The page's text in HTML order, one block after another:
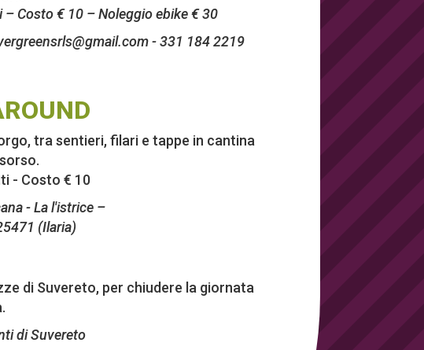
Costo € 10 – Noleggio ebike € 30
- 331 184 2219
tra sentieri, filari e tappe in cantina
- Costo € 10
- La l'istrice –
(Ilaria)
di Suvereto, per chiudere la giornata
di Suvereto